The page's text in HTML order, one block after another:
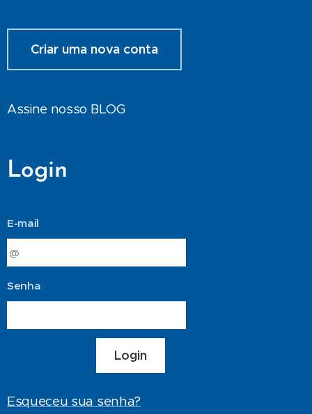
Criar uma nova conta
Assine nosso BLOG
Login
E-mail
Senha
Login
Esqueceu sua senha?